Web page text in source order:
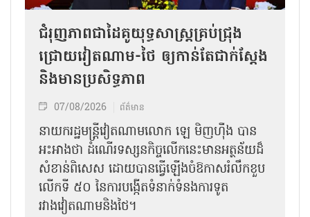
ជំរុញភាពជាដៃគូយុទ្ធសាស្ត្រគ្រប់ជ្រុង
ជ្រោយវៀតណាម-ថៃ ឲ្យកាន់តែជាក់ស្ដែង
និងមានប្រសិទ្ធភាព
07/08/2026 ព័ត៌មាន
នាយករដ្ឋមន្ត្រីវៀតណាមលោក ឡេ មិញហ៊ឹង បាន
អះអាងថា ដំណើរទស្សនកិច្ចលើកនេះមានអត្ថន័យដ៏
សំខាន់ពិសេស ដោយបានធ្វើឡើងចំឱកាសរំលឹកខួប
លើកទី ៥០ នៃការបង្កើតទំនាក់ទំនងការទូត
រវាងវៀតណាមនិងថៃ។